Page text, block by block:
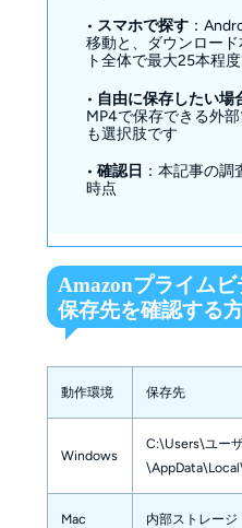
• スマホで探す：
移動と、ダウンロー
ト全体で最大25本程
• 自由に保存したい場
MP4で保存できる外部
も選択肢です
• 確認日 ：本記事の
時点
Amazonプライム
保存先を確認する
動作環境 保存先
Windows
C:\Users\ユー
Mac 内部ストレージ